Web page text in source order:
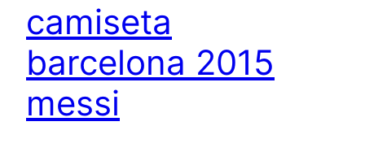
camiseta
barcelona 2015
messi